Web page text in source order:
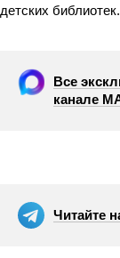
детских библиотек.
Все
канале
Читайте